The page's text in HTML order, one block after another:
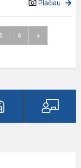
Plačiau
5 6